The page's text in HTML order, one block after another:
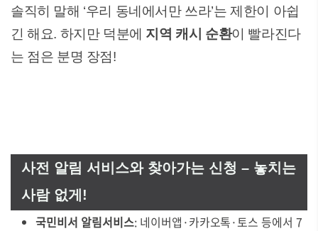
솔직히 말해 ‘우리 동네에서만 쓰라’는 제한이 아쉽
긴 해요. 하지만 덕분에 지역 캐시 순환이 빨라진다
는 점은 분명 장점!
사전 알림 서비스와 찾아가는 신청 – 놓치는
사람 없게!
국민비서 알림서비스: 네이버앱·카카오톡·토스 등에서 7